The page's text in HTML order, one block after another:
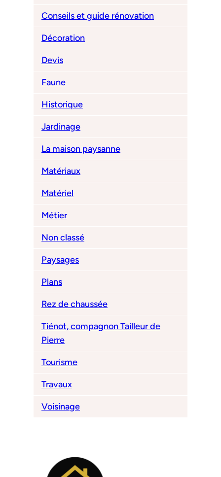
Conseils et guide rénovation
Décoration
Devis
Faune
Historique
Jardinage
La maison paysanne
Matériaux
Matériel
Métier
Non classé
Paysages
Plans
Rez de chaussée
Tiénot, compagnon Tailleur de
Pierre
Tourisme
Travaux
Voisinage